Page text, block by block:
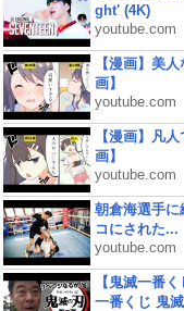
ght' (4K)
youtube.com
【漫画】美
画】
youtube.com
【漫画】凡
画】
youtube.com
朝倉海選手に
コにされた...
youtube.com
【鬼滅一番
一番くじ 鬼